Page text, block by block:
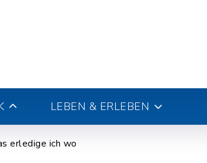
LEBEN & ERLEBEN
erledige ich wo